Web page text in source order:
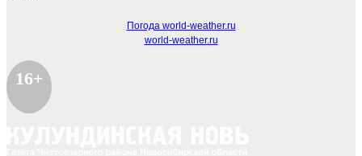
Погода world-weather.ru
world-weather.ru
16+